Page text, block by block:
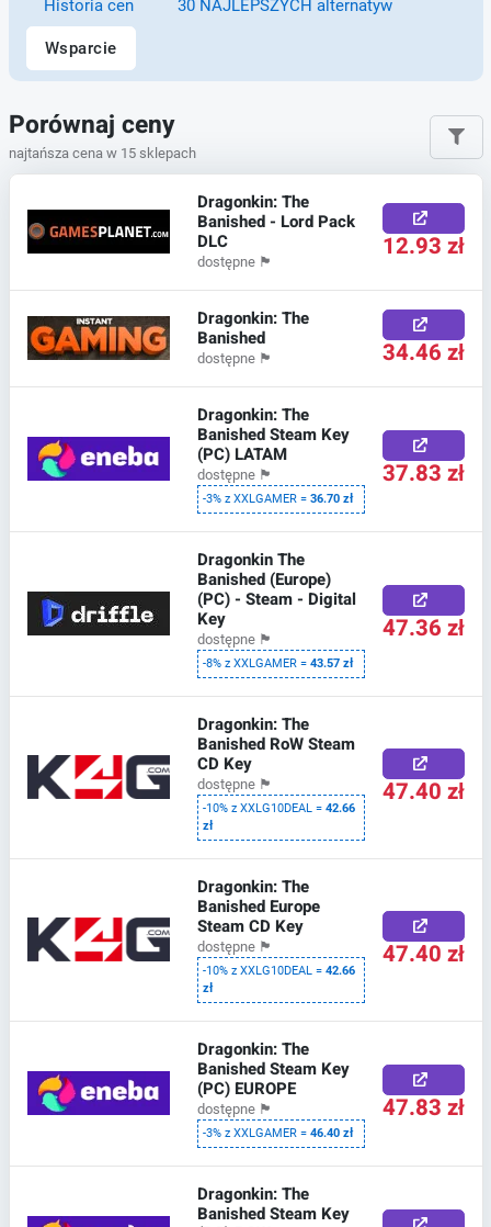
Historia cen 30 NAJLEPSZYCH alternatyw
Wsparcie
Porównaj ceny
najtańsza cena w 15 sklepach
Dragonkin: The
Banished - Lord Pack
DLC
dostępne 🏴 12.93 zł
Dragonkin: The
Banished
dostępne 🏴 34.46 zł
Dragonkin: The
Banished Steam Key
(PC) LATAM
dostępne 🏴
-3% z XXLGAMER =36.70 zł
37.83 zł
Dragonkin The
Banished (Europe)
(PC) - Steam - Digital
Key
dostępne 🏴
-8% z XXLGAMER =43.57 zł
47.36 zł
Dragonkin: The
Banished RoW Steam
CD Key
dostępne 🏴
-10% z XXLG10DEAL =42.66
zł
47.40 zł
Dragonkin: The
Banished Europe
Steam CD Key
dostępne 🏴
-10% z XXLG10DEAL =42.66
zł
47.40 zł
Dragonkin: The
Banished Steam Key
(PC) EUROPE
dostępne 🏴
-3% z XXLGAMER =46.40 zł
47.83 zł
Dragonkin: The
Banished Steam Key